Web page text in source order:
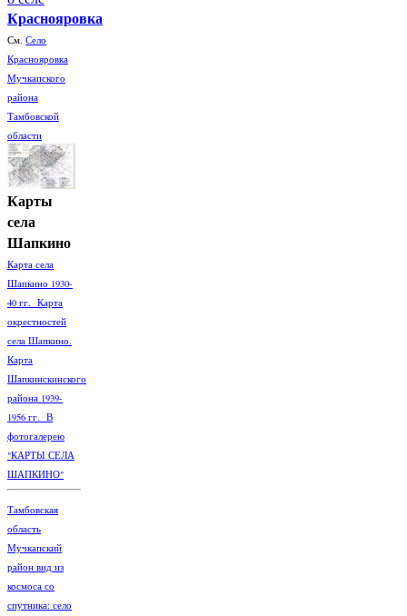
Краснояровка
См. Село
Краснояровка
Мучкапского
района
Тамбовской
области
Карты
села
Шапкино
Карта села
Шапкино 1930-
40 гг. Карта
окрестностей
села Шапкино.
Карта
Шапкинскинского
района 1939-
1956 гг. В
фотогалерею
"КАРТЫ СЕЛА
ШАПКИНО"
Тамбовская
область
Мучкапский
район вид из
космоса со
спутника: село